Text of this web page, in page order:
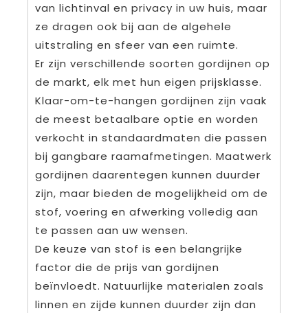
van lichtinval en privacy in uw huis, maar
ze dragen ook bij aan de algehele
uitstraling en sfeer van een ruimte.
Er zijn verschillende soorten gordijnen op
de markt, elk met hun eigen prijsklasse.
Klaar-om-te-hangen gordijnen zijn vaak
de meest betaalbare optie en worden
verkocht in standaardmaten die passen
bij gangbare raamafmetingen. Maatwerk
gordijnen daarentegen kunnen duurder
zijn, maar bieden de mogelijkheid om de
stof, voering en afwerking volledig aan
te passen aan uw wensen.
De keuze van stof is een belangrijke
factor die de prijs van gordijnen
beïnvloedt. Natuurlijke materialen zoals
linnen en zijde kunnen duurder zijn dan